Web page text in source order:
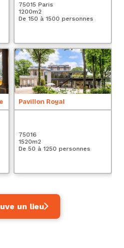
75015 Paris
1200m2
De 150 à 1500 personnes
Pavillon Royal
75016
1520m2
De 50 à 1250 personnes
un lieu